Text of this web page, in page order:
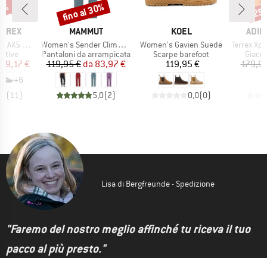
TEX
ridotto
79,17 €
+6
(11)
MARCHIO
MAMMUT
Articolo
Women's Sender Climbing Pants
Gruppo di prodotti
Pantaloni da arrampicata
Prezzo
119,95 € Prezzo ridotto
da 83,97 €
5,0(2)
Sconto
fino al 30%
MARCHIO
KOEL
Articolo
Women's Gavien Suede
Gruppo di prodotti
Scarpe barefoot
Prezzo
119,95 €
0,0(0)
Articolo
Terrex Xperior
Lisa di Bergfreunde - Spedizione
"Faremo del nostro meglio affinché tu riceva il tuo
pacco al più presto."